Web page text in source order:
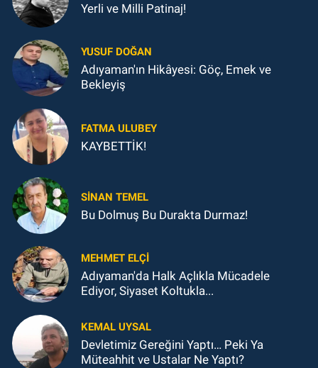
Yerli ve Milli Patinaj!
YUSUF DOĞAN
Adıyaman'ın Hikâyesi: Göç, Emek ve
Bekleyiş
FATMA ULUBEY
KAYBETTİK!
SINAN TEMEL
Bu Dolmuş Bu Durakta Durmaz!
MEHMET ELÇI
Adıyaman'da Halk Açlıkla Mücadele
Ediyor, Siyaset Koltukla...
KEMAL UYSAL
Devletimiz Gereğini Yaptı… Peki Ya
Müteahhit ve Ustalar Ne Yaptı?